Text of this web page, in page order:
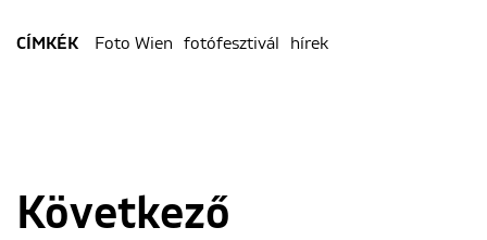
CÍMKÉK Foto Wien fotófesztivál hírek
Következő